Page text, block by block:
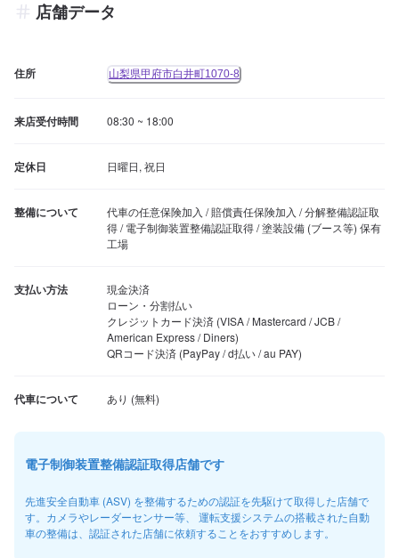
店舗データ
住所 山梨県甲府市白井町1070-8
来店受付時間 08:30 ~ 18:00
定休日 日曜日, 祝日
整備について
代車の任意保険加入 / 賠償責任保険加入 / 分解整備認証取
得 / 電子制御装置整備認証取得 / 塗装設備 (ブース等) 保有
工場
支払い方法
現金決済
ローン・分割払い
クレジットカード決済 (VISA / Mastercard / JCB /
American Express / Diners)
QRコード決済 (PayPay / d払い / au PAY)
代車について
電子制御装置整備認証取得店舗です
先進安全自動車 (ASV) を整備するための認証を先駆けて取得した店舗で
す。カメラやレーダーセンサー等、 運転支援システムの搭載された自動
車の整備は、認証された店舗に依頼することをおすすめします。